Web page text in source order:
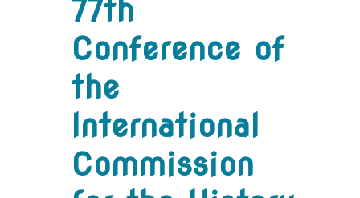
77th
Conference of
the
International
Commission